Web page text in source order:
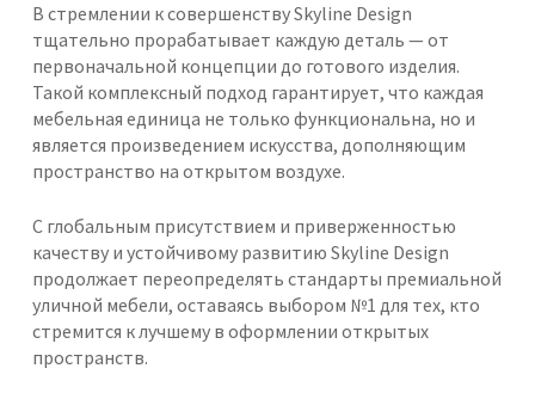
В стремлении к совершенству Skyline Design
тщательно прорабатывает каждую деталь — от
первоначальной концепции до готового изделия.
Такой комплексный подход гарантирует, что каждая
мебельная единица не только функциональна, но и
является произведением искусства, дополняющим
пространство на открытом воздухе.
С глобальным присутствием и приверженностью
качеству и устойчивому развитию Skyline Design
продолжает переопределять стандарты премиальной
уличной мебели, оставаясь выбором №1 для тех, кто
стремится к лучшему в оформлении открытых
пространств.